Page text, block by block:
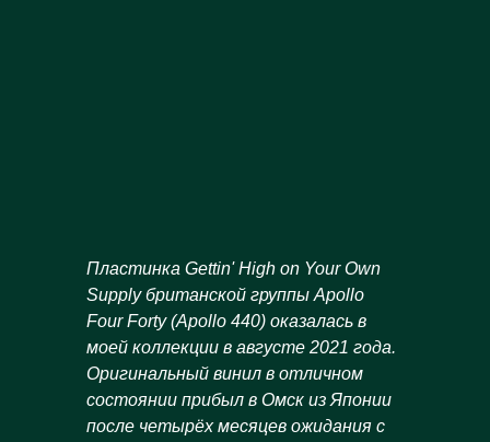
Пластинка Gettin' High on Your Own
Supply британской группы Apollo
Four Forty (Apollo 440) оказалась в
моей коллекции в августе 2021 года.
Оригинальный винил в отличном
состоянии прибыл в Омск из Японии
после четырёх месяцев ожидания с